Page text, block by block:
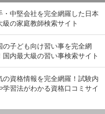
・中堅会社を完全網羅した日本
級の家庭教師検索サイト
の子ども向け習い事を完全網
国内最大級の習い事検索サイト
の資格情報を完全網羅！試験内
学習法がわかる資格口コミサイ